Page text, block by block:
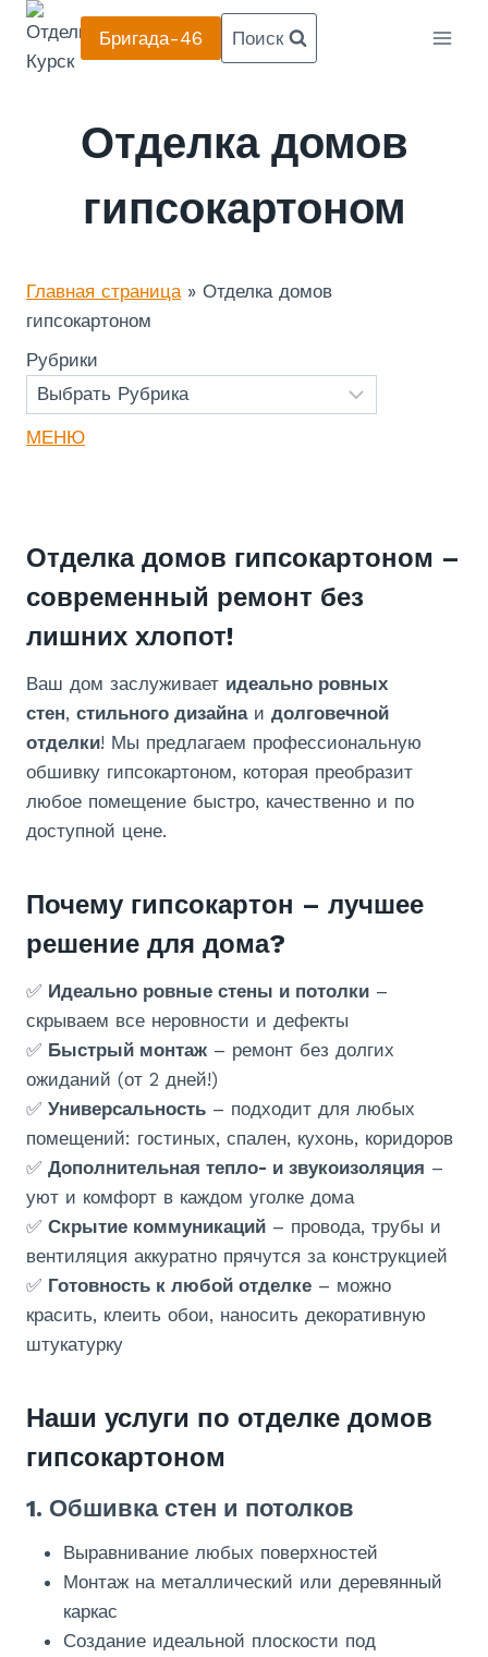
Перейти
содержанию
Бригада-46 Поиск
Отделка домов
гипсокартоном
Главная страница» Отделка домов
гипсокартоном
Рубрики
МЕНЮ
Отделка домов гипсокартоном –
современный ремонт без
лишних хлопот!
Ваш дом заслуживает идеально ровных
стен, стильного дизайнаи долговечной
отделки! Мы предлагаем профессиональную
обшивку гипсокартоном, которая преобразит
любое помещение быстро, качественно и по
доступной цене.
Почему гипсокартон – лучшее
решение для дома?
✅ Идеально ровные стены и потолки –
скрываем все неровности и дефекты
✅ Быстрый монтаж – ремонт без долгих
ожиданий (от 2 дней!)
✅ Универсальность – подходит для любых
помещений: гостиных, спален, кухонь, коридоров
✅ Дополнительная тепло- и звукоизоляция –
уют и комфорт в каждом уголке дома
✅ Скрытие коммуникаций – провода, трубы и
вентиляция аккуратно прячутся за конструкцией
✅ Готовность к любой отделке – можно
красить, клеить обои, наносить декоративную
штукатурку
Наши услуги по отделке домов
гипсокартоном
1. Обшивка стен и потолков
Выравнивание любых поверхностей
Монтаж на металлический или деревянный
каркас
Создание идеальной плоскости под